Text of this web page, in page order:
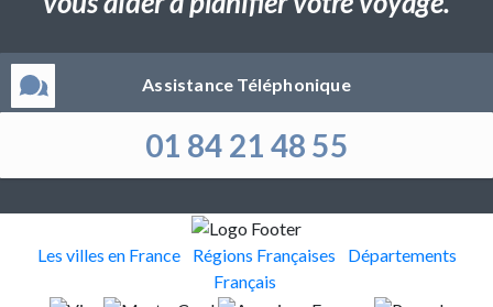
Assistance Téléphonique
01 84 21 48 55
Les villes en France Régions Françaises
Départements
Français